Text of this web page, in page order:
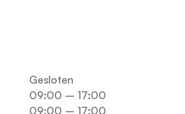
Gesloten
09:00 – 17:00
09:00 – 17:00